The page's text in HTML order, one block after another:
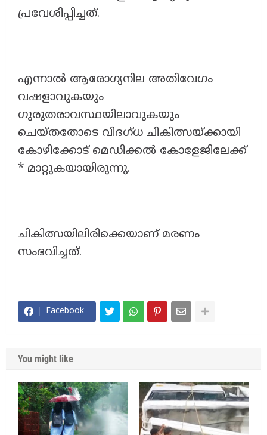
പ്രവേശിപ്പിച്ചത്.
എന്നാൽ ആരോഗ്യനില അതിവേഗം
വഷളാവുകയും
ഗുരുതരാവസ്ഥയിലാവുകയും
ചെയ്തതോടെ വിദഗ്ധ ചികിത്സയ്ക്കായി
കോഴിക്കോട് മെഡിക്കൽ കോളേജിലേക്ക്
* മാറ്റുകയായിരുന്നു.
ചികിത്സയിലിരിക്കെയാണ് മരണം
സംഭവിച്ചത്.
Facebook
You might like